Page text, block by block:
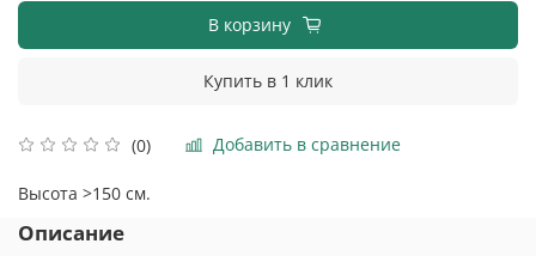
(0) Добавить в сравнение
В корзину
Купить в 1 клик
Высота >150 см.
Описание